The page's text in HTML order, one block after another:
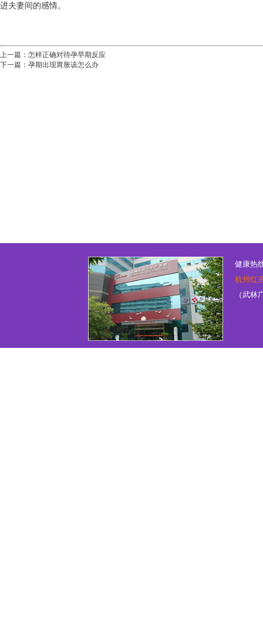
进夫妻间的感情。
上一篇： 怎样正确对待孕早期反应
下一篇： 孕期出现胃胀该怎么办
健康热
杭州红
（武